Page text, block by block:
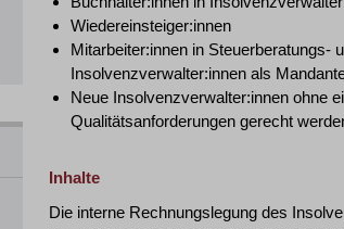
Wiedereinsteiger:innen
Mitarbeiter:innen in Steuerberatungs-
Insolvenzverwalter:innen als
Neue Insolvenzverwalter:innen ohne
Qualitätsanforderungen gerecht
Inhalte
Die interne Rechnungslegung des